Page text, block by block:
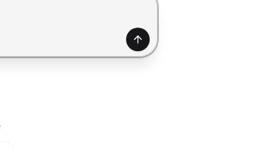
Genera